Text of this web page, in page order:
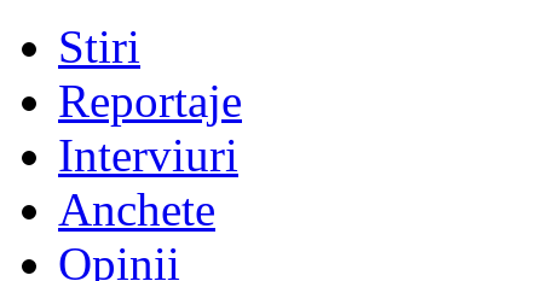
Stiri
Reportaje
Interviuri
Anchete
Opinii